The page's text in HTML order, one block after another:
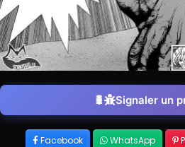
Signaler un
Facebook WhatsApp